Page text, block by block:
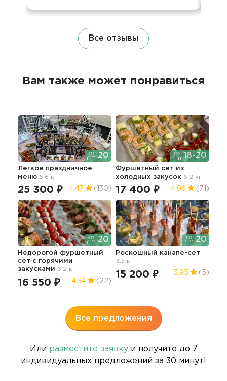
Все отзывы
Вам также может понравиться
20
Легкое праздничное
меню 6.6 кг
25 300 ₽ 4.47 (130)
18-20
Фуршетный сет из
холодных закусок 6.2 кг
17 400 ₽ 4.96 (71)
20
Недорогой фуршетный
сет с горячими
закусками 6.2 кг
16 550 ₽ 4.34 (22)
20
Роскошный канапе-сет
3.5 кг
15 200 ₽ 3.95 (5)
Все предложения
Или разместите заявкуи получите до 7
индивидуальных предложений за 30 минут!